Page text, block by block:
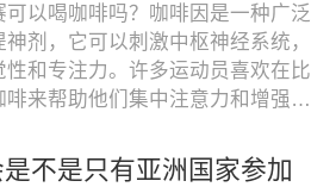
可以喝咖啡吗？咖啡因是一种广泛
剂，它可以刺激中枢神经系统，
性和专注力。许多运动员喜欢在比
啡来帮助他们集中注意力和增强体
一 不是只有亚洲国家参加